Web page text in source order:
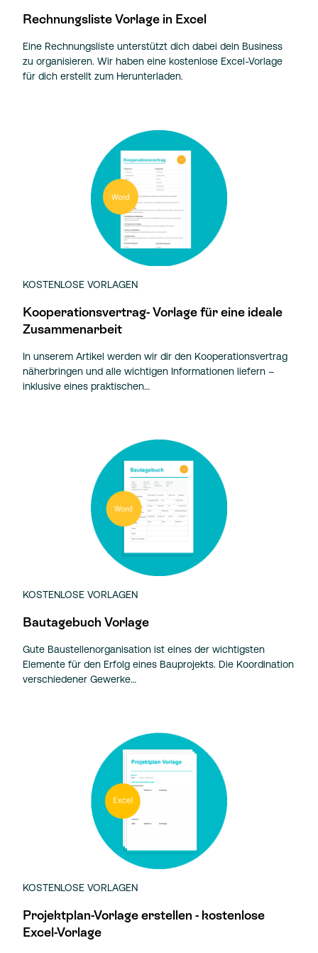
Rechnungsliste Vorlage in Excel
Eine Rechnungsliste unterstützt dich dabei dein Business
zu organisieren. Wir haben eine kostenlose Excel-Vorlage
für dich erstellt zum Herunterladen.
KOSTENLOSE VORLAGEN
Kooperationsvertrag- Vorlage für eine ideale
Zusammenarbeit
In unserem Artikel werden wir dir den Kooperationsvertrag
näherbringen und alle wichtigen Informationen liefern –
inklusive eines praktischen…
KOSTENLOSE VORLAGEN
Bautagebuch Vorlage
Gute Baustellenorganisation ist eines der wichtigsten
Elemente für den Erfolg eines Bauprojekts. Die Koordination
verschiedener Gewerke…
KOSTENLOSE VORLAGEN
Projektplan-Vorlage erstellen - kostenlose
Excel-Vorlage